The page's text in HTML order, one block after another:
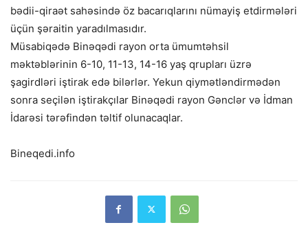
bədii-qiraət sahəsində öz bacarıqlarını nümayiş etdirmələri
üçün şəraitin yaradılmasıdır.
Müsabiqədə Binəqədi rayon orta ümumtəhsil
məktəblərinin 6-10, 11-13, 14-16 yaş qrupları üzrə
şagirdləri iştirak edə bilərlər. Yekun qiymətləndirmədən
sonra seçilən iştirakçılar Binəqədi rayon Gənclər və İdman
İdarəsi tərəfindən təltif olunacaqlar.
Bineqedi.info